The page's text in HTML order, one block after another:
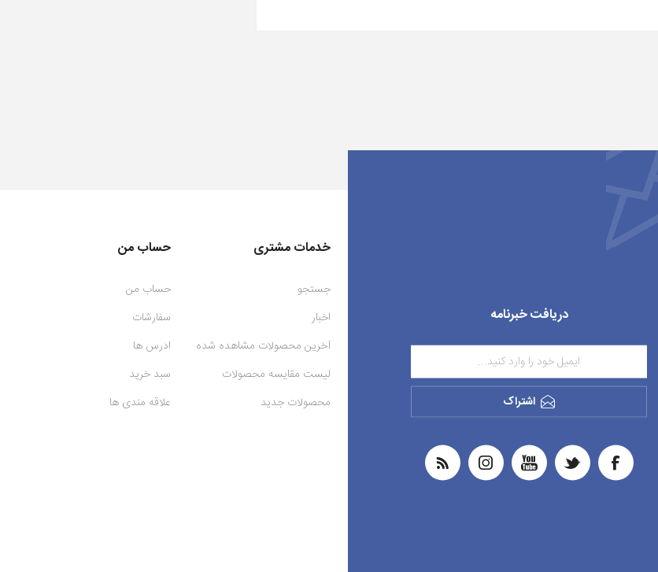
دریافت خبرنامه
اشتراک
خدمات مشتری
جستجو
اخبار
آخرین محصولات مشاهده شده
لیست مقایسه محصولات
محصولات جدید
حساب من
حساب من
سفارشات
ادرس ها
سبد خرید
علاقه مندی ها